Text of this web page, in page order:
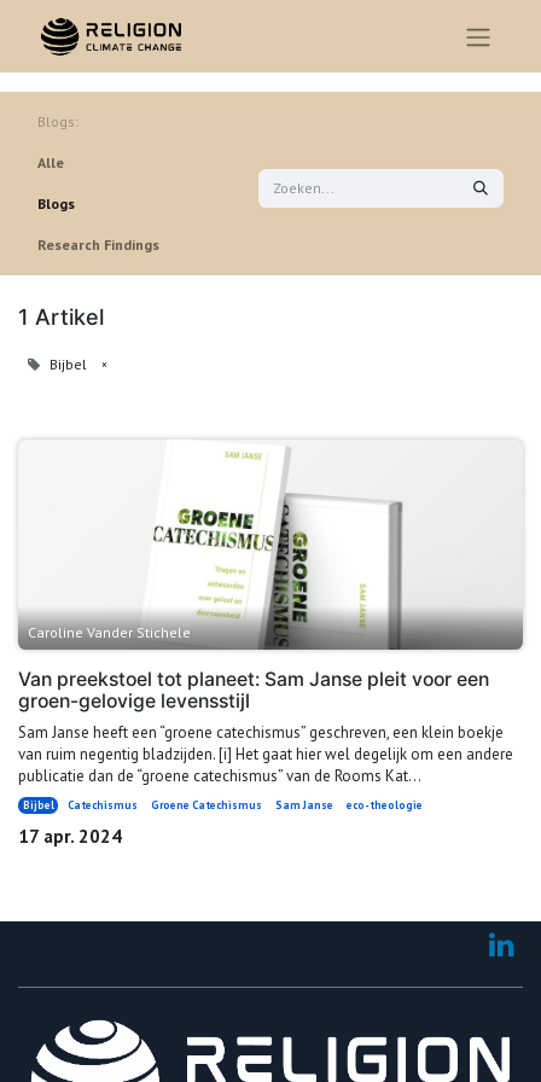
Blogs:
Alle
Blogs
Research Findings
1 Artikel
Bijbel ×
Caroline Vander Stichele
Van preekstoel tot planeet: Sam Janse pleit voor een
groen-gelovige levensstijl
Sam Janse heeft een “groene catechismus” geschreven, een klein boekje
van ruim negentig bladzijden. [i] Het gaat hier wel degelijk om een andere
publicatie dan de “groene catechismus” van de Rooms Kat...
Bijbel Catechismus Groene Catechismus Sam Janse eco-theologie
17 apr. 2024